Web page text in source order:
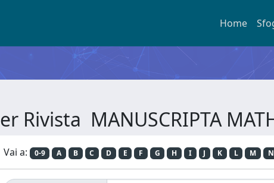
Home
Rivista MANUSCRIPTA
Vai a: 0-9 A B C D E F G H I J K L M N